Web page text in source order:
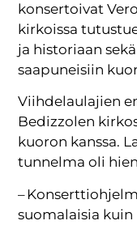
konsertoivat
kirkoissa
ja historiaan
saapuneisiin
Viihdelaulajien
Bedizzolen
kuoron kanssa.
tunnelma oli
–
suomalaisia kuin